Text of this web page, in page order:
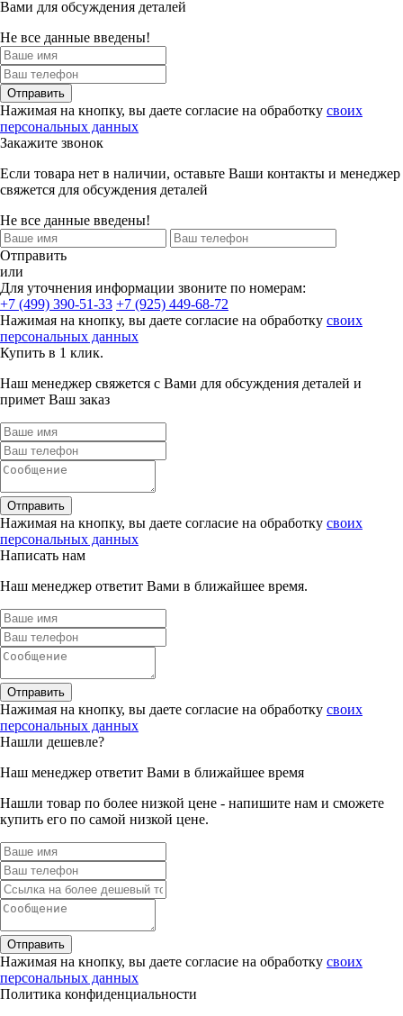
Вами для обсуждения деталей
Не все данные введены!
Отправить
Нажимая на кнопку, вы даете согласие на обработку своих
персональных данных
Закажите звонок
Если товара нет в наличии, оставьте Ваши контакты и менеджер
свяжется для обсуждения деталей
Не все данные введены!
Отправить
или
Для уточнения информации звоните по номерам:
+7 (499) 390-51-33 +7 (925) 449-68-72
Нажимая на кнопку, вы даете согласие на обработку своих
персональных данных
Купить в 1 клик.
Наш менеджер свяжется с Вами для обсуждения деталей и
примет Ваш заказ
Отправить
Нажимая на кнопку, вы даете согласие на обработку своих
персональных данных
Написать нам
Наш менеджер ответит Вами в ближайшее время.
Отправить
Нажимая на кнопку, вы даете согласие на обработку своих
персональных данных
Нашли дешевле?
Наш менеджер ответит Вами в ближайшее время
Нашли товар по более низкой цене - напишите нам и сможете
купить его по самой низкой цене.
Отправить
Нажимая на кнопку, вы даете согласие на обработку своих
персональных данных
Политика конфиденциальности